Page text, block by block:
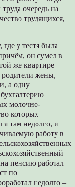
очередь на
трудящихся,
у тестя была
он сумел в
же квартире –
родители жены,
а одну
молочно-
которых
я там недолго, и
работу в
на пенсию работал
по
недолго –